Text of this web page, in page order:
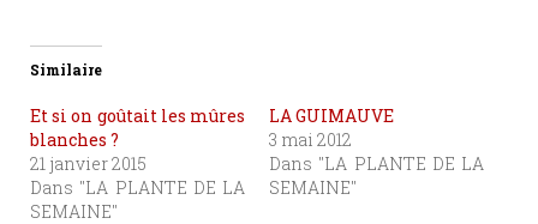
Similaire
Et si on goûtait les mûres
blanches ?
21 janvier 2015
Dans "LA PLANTE DE LA
SEMAINE"
LA GUIMAUVE
3 mai 2012
Dans "LA PLANTE DE LA
SEMAINE"